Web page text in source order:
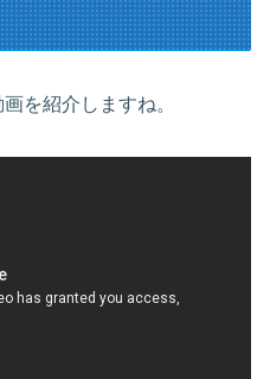
を紹介しますね。